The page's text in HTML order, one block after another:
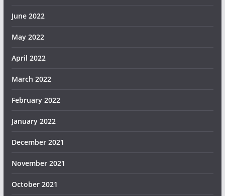
June 2022
May 2022
April 2022
March 2022
February 2022
January 2022
December 2021
November 2021
October 2021